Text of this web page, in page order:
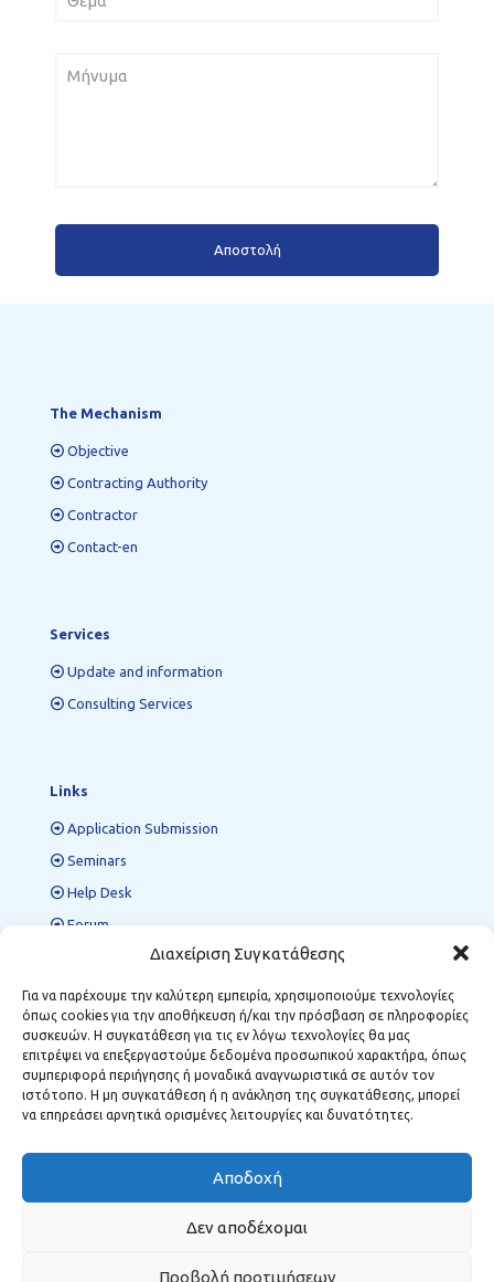
Διαχείριση Συγκατάθεσης
Για να παρέχουμε την καλύτερη εμπειρία, χρησιμοποιούμε τεχνολογίες
όπως cookies για την αποθήκευση ή/και την πρόσβαση σε πληροφορίες
συσκευών. Η συγκατάθεση για τις εν λόγω τεχνολογίες θα μας
επιτρέψει να επεξεργαστούμε δεδομένα προσωπικού χαρακτήρα, όπως
συμπεριφορά περιήγησης ή μοναδικά αναγνωριστικά σε αυτόν τον
ιστότοπο. Η μη συγκατάθεση ή η ανάκληση της συγκατάθεσης, μπορεί
να επηρεάσει αρνητικά ορισμένες λειτουργίες και δυνατότητες.
Αποδοχή
Δεν αποδέχομαι
Προβολή προτιμήσεων
The Mechanism
Objective
Contracting Authority
Contractor
Contact-en
Services
Update and information
Consulting Services
Links
Application Submission
Seminars
Help Desk
Forum
Regional Support Structures
Kozani: 12 Kostis Palamas, P.C. 501 00
Florina: 1 Dimarchou Anastasiou Soula, P.C. 531 00
Megalopolis:6 Stathopoulou, P.C. 222 00